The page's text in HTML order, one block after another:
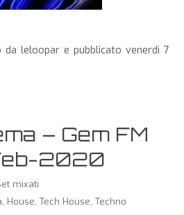
leloopar e pubblicato venerdì 7
– Gem FM
2020
mixati
, House, Tech House, Techno